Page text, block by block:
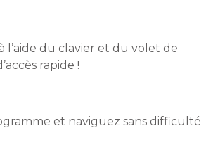
du clavier et du volet de
rapide !
et naviguez sans difficulté